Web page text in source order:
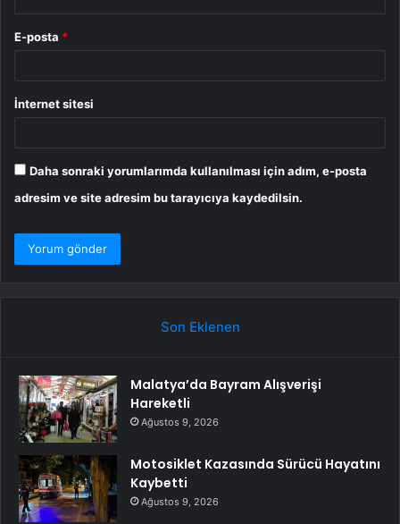
E-posta *
İnternet sitesi
Daha sonraki yorumlarımda kullanılması için adım, e-posta
adresim ve site adresim bu tarayıcıya kaydedilsin.
Son Eklenen
Malatya’da Bayram Alışverişi
Hareketli
Ağustos 9, 2026
Motosiklet Kazasında Sürücü Hayatını
Kaybetti
Ağustos 9, 2026